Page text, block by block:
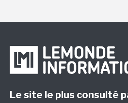
Le site le plus consulté